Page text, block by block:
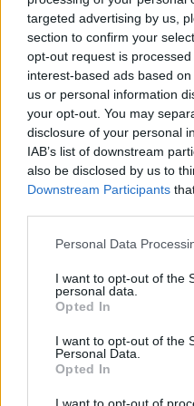
targeted advertising by us,
section to confirm your
opt-out request is
interest-based ads based
us or personal information
your opt-out. You may
disclosure of your personal
IAB’s list of downstream
also be disclosed by us to
Downstream Participants
Personal Data
I want to opt-out of the
personal data.
Opted In
I want to opt-out of the
Personal Data.
Opted In
I want to opt-out of
nepatvirtintas)
įrengta masyvi
konstrukcija,
Karaliaučiaus srityje
Baltijos laivyno 841-
centras, pradėjęs